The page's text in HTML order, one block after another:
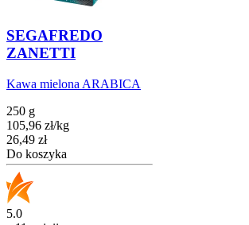
SEGAFREDO
ZANETTI
Kawa mielona ARABICA
250 g
105,96 zł/kg
Cena
26,49 zł
Do koszyka
5.0